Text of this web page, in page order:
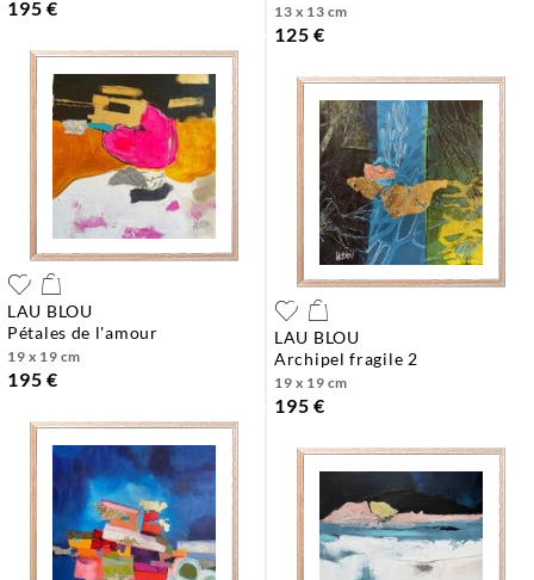
195 € 13 x 13 cm
125 €
LAU BLOU
pétales de l'amour
19 x 19 cm
195 €
LAU BLOU
archipel fragile 2
19 x 19 cm
195 €